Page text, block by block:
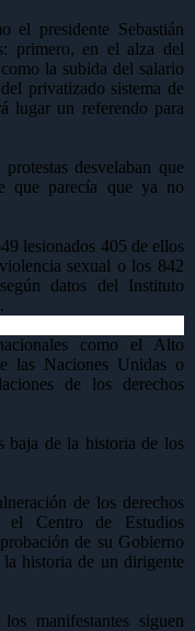
el presidente Sebastián
primero, en el alza del
la subida del salario
privatizado sistema de
lugar un referendo para
desvelaban que
que parecía que ya no
lesionados 405 de ellos
sexual o los 842
datos del Instituto
como el Alto
las Naciones Unidas o
de los derechos
baja de la historia de los
de los derechos
el Centro de Estudios
de su Gobierno
historia de un dirigente
manifestantes siguen